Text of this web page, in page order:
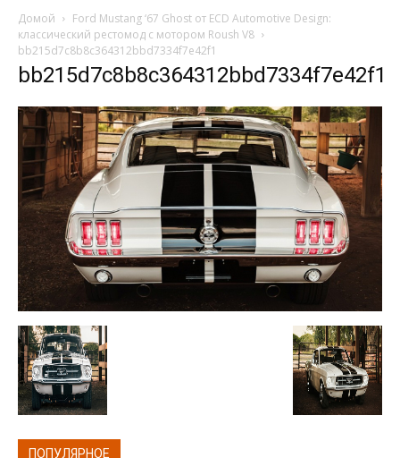
Домой
Ford Mustang ‘67 Ghost от ECD Automotive Design:
классический рестомод с мотором Roush V8
bb215d7c8b8c364312bbd7334f7e42f1
bb215d7c8b8c364312bbd7334f7e42f1
ПОПУЛЯРНОЕ